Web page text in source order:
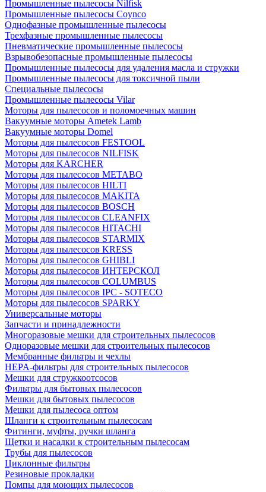
Промышленные пылесосы Nilfisk
Промышленные пылесосы Coynco
Однофазные промышленные пылесосы
Трехфазные промышленные пылесосы
Пневматические промышленные пылесосы
Взрывобезопасные промышленные пылесосы
Промышленные пылесосы для удаления масла и стружки
Промышленные пылесосы для токсичной пыли
Специальные пылесосы
Промышленные пылесосы Vilar
Моторы для пылесосов и поломоечных машин
Вакуумные моторы Ametek Lamb
Вакуумные моторы Domel
Моторы для пылесосов FESTOOL
Моторы для пылесосов NILFISK
Моторы для KARCHER
Моторы для пылесосов METABO
Моторы для пылесосов HILTI
Моторы для пылесосов MAKITA
Моторы для пылесосов BOSCH
Моторы для пылесосов CLEANFIX
Моторы для пылесосов HITACHI
Моторы для пылесосов STARMIX
Моторы для пылесосов KRESS
Моторы для пылесосов GHIBLI
Моторы для пылесосов ИНТЕРСКОЛ
Моторы для пылесосов COLUMBUS
Моторы для пылесосов IPC - SOTECO
Моторы для пылесосов SPARKY
Универсальные моторы
Запчасти и принадлежности
Многоразовые мешки для строительных пылесосов
Одноразовые мешки для строительных пылесосов
Мембранные фильтры и чехлы
HEPA-фильтры для строительных пылесосов
Мешки для стружкоотсосов
Фильтры для бытовых пылесосов
Мешки для бытовых пылесосов
Мешки для пылесоса оптом
Шланги к строительным пылесосам
Фитинги, муфты, ручки шланга
Щетки и насадки к строительным пылесосам
Трубы для пылесосов
Циклонные фильтры
Резиновые прокладки
Помпы для моющих пылесосов